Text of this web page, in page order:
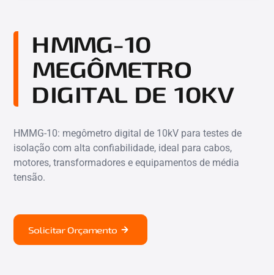
HMMG-10
MEGÔMETRO
DIGITAL DE 10KV
HMMG-10: megômetro digital de 10kV para testes de
isolação com alta confiabilidade, ideal para cabos,
motores, transformadores e equipamentos de média
tensão.
Solicitar Orçamento